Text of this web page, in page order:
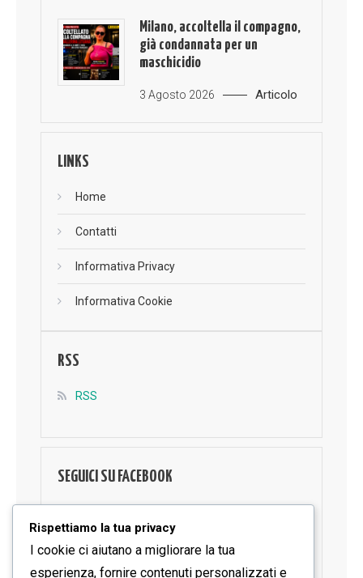
Milano, accoltella il compagno,
già condannata per un
maschicidio
3 Agosto 2026 Articolo
LINKS
Home
Contatti
Informativa Privacy
Informativa Cookie
RSS
RSS
SEGUICI SU FACEBOOK
Rispettiamo la tua privacy
I cookie ci aiutano a migliorare la tua
esperienza, fornire contenuti personalizzati e